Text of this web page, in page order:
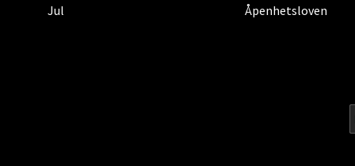
Jul
Åpenhetsloven